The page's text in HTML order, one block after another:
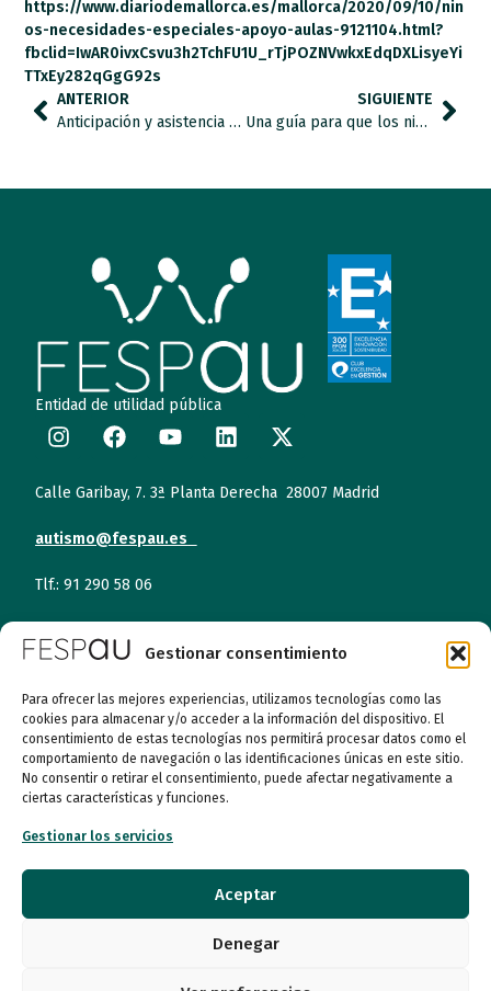
Gestionar consentimiento
Para ofrecer las mejores experiencias, utilizamos tecnologías como las
cookies para almacenar y/o acceder a la información del dispositivo. El
consentimiento de estas tecnologías nos permitirá procesar datos como el
comportamiento de navegación o las identificaciones únicas en este sitio.
No consentir o retirar el consentimiento, puede afectar negativamente a
ciertas características y funciones.
Gestionar los servicios
Aceptar
Denegar
https://www.diariodemallorca.es/mallorca/2020/09/10/nin
os-necesidades-especiales-apoyo-aulas-9121104.html?
fbclid=IwAR0ivxCsvu3h2TchFU1U_rTjPOZNVwkxEdqDXLisyeYi
TTxEy282qGgG92s
ANTERIOR
Anticipación y asistencia presencial para la vuelta al cole del alumnado con autismo
SIGUIENTE
Una guía para que los niños con discapacidad intelectual vuelvan al cole con “seguridad y equidad”
Entidad de utilidad pública
Calle Garibay, 7. 3ª Planta Derecha 28007 Madrid
autismo@fespau.es
Tlf.: 91 290 58 06
Atención al Público
Lunes a miércoles
09:00 a 16:00
Jueves (online)
09:00 a 16:00
Viernes (online)